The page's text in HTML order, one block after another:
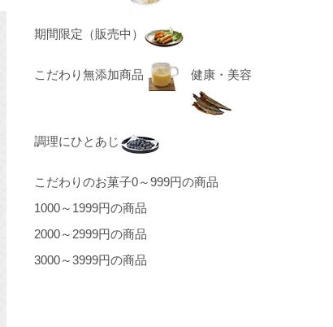
期間限定（販売中）
こだわり無添加商品 健康・美容
調理にひとあじ
こだわりのお菓子0～999円の商品
1000～1999円の商品
2000～2999円の商品
3000～3999円の商品